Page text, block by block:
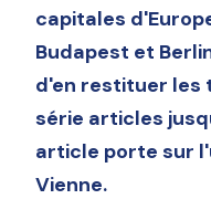
capitales
Budapest et
d'en restituer les
série articles
article porte sur
Vienne.